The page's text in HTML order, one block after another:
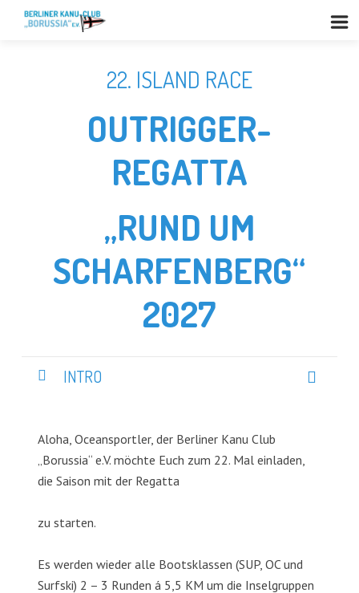
22. ISLAND RACE
OUTRIGGER-
REGATTA
„RUND UM
SCHARFENBERG“
2027
INTRO
Aloha, Oceansportler, der Berliner Kanu Club
„Borussia“ e.V. möchte Euch zum 22. Mal einladen,
die Saison mit der Regatta
zu starten.
Es werden wieder alle Bootsklassen (SUP, OC und
Surfski) 2 – 3 Runden á 5,5 KM um die Inselgruppen